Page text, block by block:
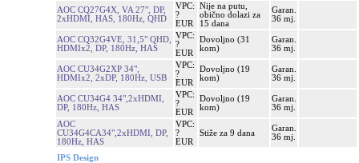
AOC CQ27G4X, VA 27", DP,
2xHDMI, HAS, 180Hz, QHD
VPC:
?
EUR
Nije na putu,
obično dolazi za
15 dana
Garan.
36 mj.
AOC CQ32G4VE, 31,5" QHD,
HDMIx2, DP, 180Hz, HAS
VPC:
?
EUR
Dovoljno (31
kom)
Garan.
36 mj.
AOC CU34G2XP 34",
HDMIx2, 2xDP, 180Hz, USB
VPC:
?
EUR
Dovoljno (19
kom)
Garan.
36 mj.
AOC CU34G4 34",2xHDMI,
DP, 180Hz, HAS
VPC:
?
EUR
Dovoljno (19
kom)
Garan.
36 mj.
AOC
CU34G4CA34",2xHDMI, DP,
180Hz, HAS
VPC:
?
EUR
Stiže za 9 dana
Garan.
36 mj.
IPS Design